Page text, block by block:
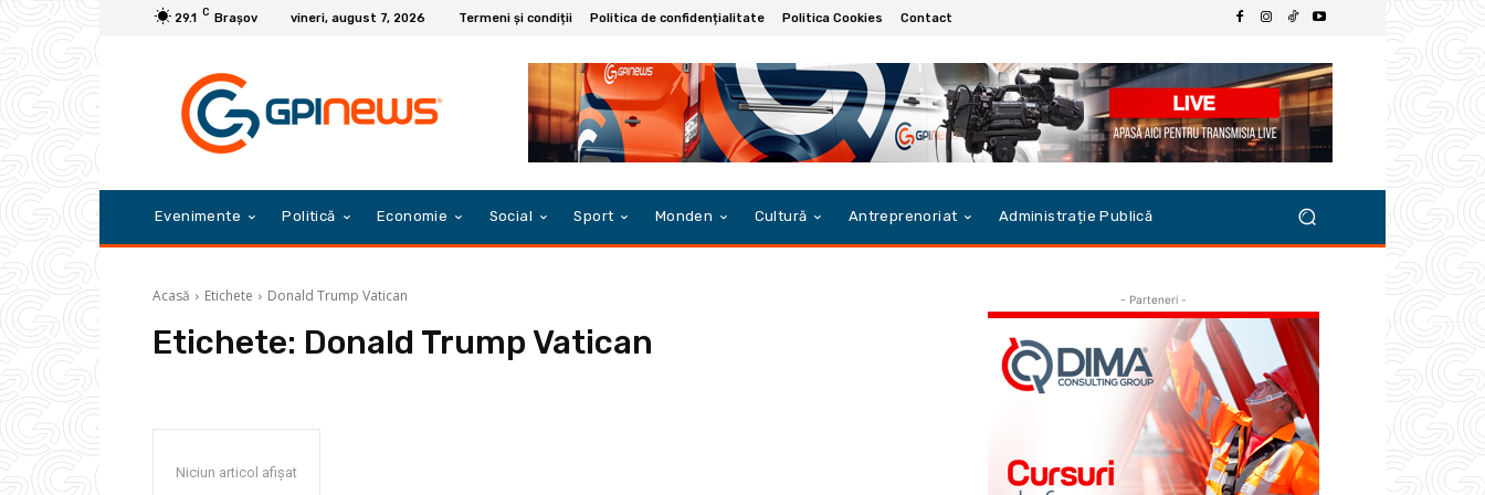
29.1 C Braşov vineri, august 7, 2026 Termeni și condiții Politica de confidențialitate Politica Cookies Contact
Evenimente Politică Economie Social Sport Monden Cultură Antreprenoriat Administrație Publică
Acasă Etichete Donald Trump Vatican
Etichete: Donald Trump Vatican
Niciun articol afișat
- Parteneri -